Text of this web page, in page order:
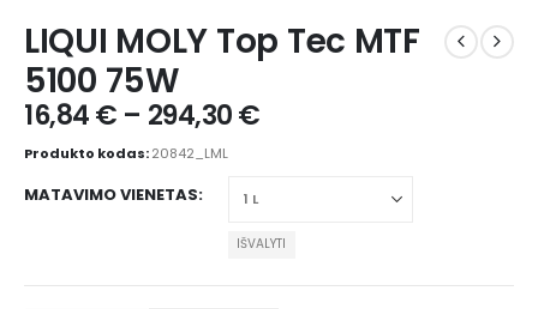
LIQUI MOLY Top Tec MTF
5100 75W
16,84€ – 294,30€
Produkto kodas:20842_LML
MATAVIMO VIENETAS
IŠVALYTI